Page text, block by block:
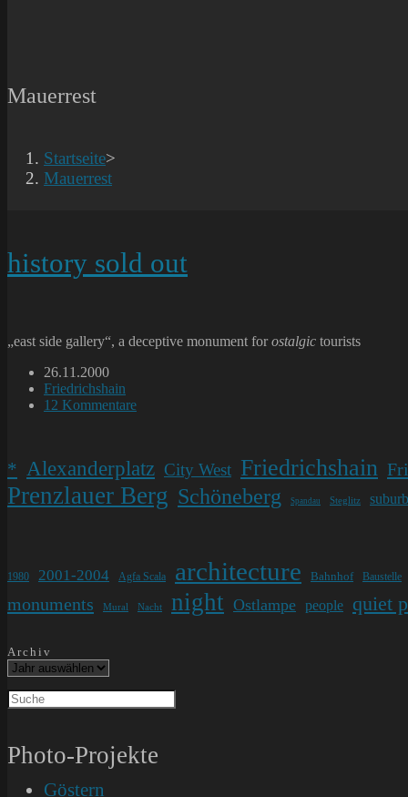
Mauerrest
Startseite>
Mauerrest
history sold out
„east side gallery“, a deceptive monument forostalgic tourists
Beitrag
veröffentlicht:
26.11.2000
Beitrags-
Kategorie:
Friedrichshain
Beitrags-
12 Kommentare
* Alexanderplatz City West Friedrichshain
Prenzlauer Berg Schöneberg Spandau Steglitz suburb
1980 2001-2004 Agfa Scala architecture Bahnhof Baustelle
monuments Mural Nacht night Ostlampe people quiet
Archiv
Photo-Projekte
Göstern